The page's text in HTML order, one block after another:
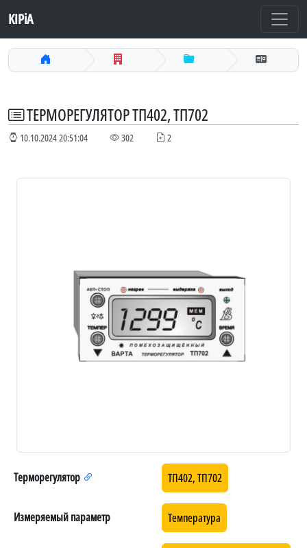
KIPiA
ТЕРМОРЕГУЛЯТОР ТП402, ТП702
10.10.2024 20:51:04 302 2
Терморегулятор ТП402, ТП702
Измеряемый параметр Температура